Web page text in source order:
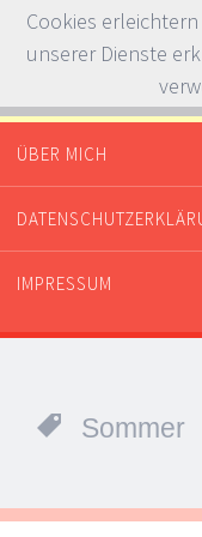
SPRINGE ZUM INHALT
ÜBER MICH
IMPRESSUM
Sommer
Cookies
unserer Dienste